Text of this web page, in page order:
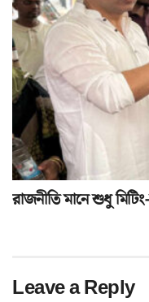
রাজনীতি মানে শুধু
Leave a Reply